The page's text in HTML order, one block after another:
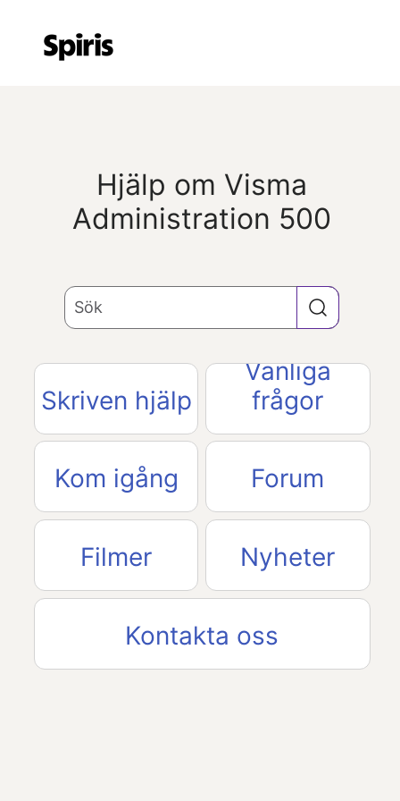
Hjälp om Visma
Administration 500
Skriven hjälp
Vanliga
frågor
Kom igång Forum
Filmer Nyheter
Kontakta oss